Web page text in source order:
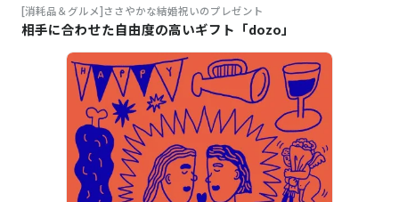
[消耗品＆グルメ]ささやかな結婚祝いのプレゼント
相手に合わせた自由度の高いギフト「dozo」